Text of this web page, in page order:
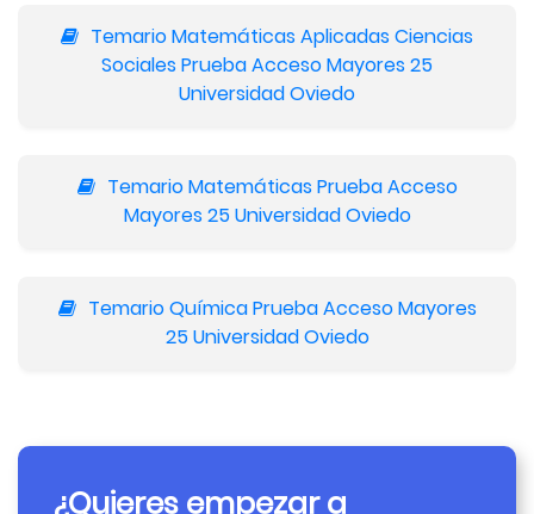
Temario Matemáticas Aplicadas Ciencias
Sociales Prueba Acceso Mayores 25
Universidad Oviedo
Temario Matemáticas Prueba Acceso
Mayores 25 Universidad Oviedo
Temario Química Prueba Acceso Mayores
25 Universidad Oviedo
¿Quieres empezar a